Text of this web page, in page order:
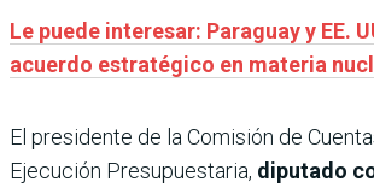
Le puede interesar: Paraguay y EE.
acuerdo estratégico en materia
El presidente de la Comisión de
Ejecución Presupuestaria, diputado